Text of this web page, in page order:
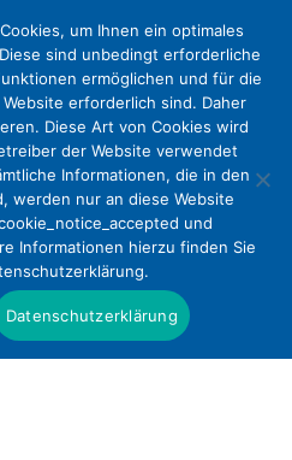
der
Hallo, Politik
um Ihnen ein optimales
sind unbedingt erforderliche
ermöglichen und für die
erforderlich sind. Daher
Diese Art von Cookies wird
der Website verwendet
Informationen, die in den
werden nur an diese Website
und
Informationen hierzu finden Sie
Datenschutzerklärung